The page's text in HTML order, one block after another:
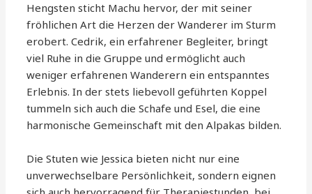
Hengsten sticht Machu hervor, der mit seiner
fröhlichen Art die Herzen der Wanderer im Sturm
erobert. Cedrik, ein erfahrener Begleiter, bringt
viel Ruhe in die Gruppe und ermöglicht auch
weniger erfahrenen Wanderern ein entspanntes
Erlebnis. In der stets liebevoll geführten Koppel
tummeln sich auch die Schafe und Esel, die eine
harmonische Gemeinschaft mit den Alpakas bilden.
Die Stuten wie Jessica bieten nicht nur eine
unverwechselbare Persönlichkeit, sondern eignen